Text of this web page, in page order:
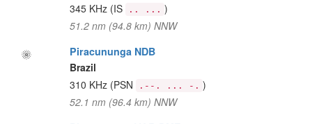
345 KHz (IS .. ... )
51.2 nm (94.8 km) NNW
Piracununga NDB
Brazil
310 KHz (PSN .--. ... -. )
52.1 nm (96.4 km) NNW